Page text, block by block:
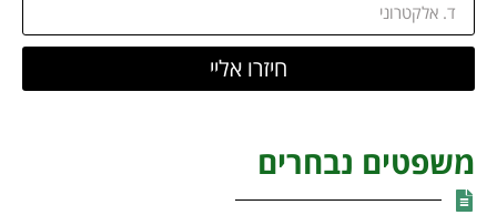
חיזרו אליי
משפטים נבחרים